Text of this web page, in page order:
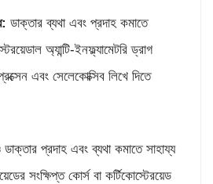
ডাক্তার ব্যথা এবং প্রদাহ কমাতে
অ্যান্টি-ইনফ্ল্যামেটরি ড্রাগ
এবং সেলেকোক্সিব লিখে দিতে
প্রদাহ এবং ব্যথা কমাতে সাহায্য
সংক্ষিপ্ত কোর্স বা কর্টিকোস্টেরয়েড